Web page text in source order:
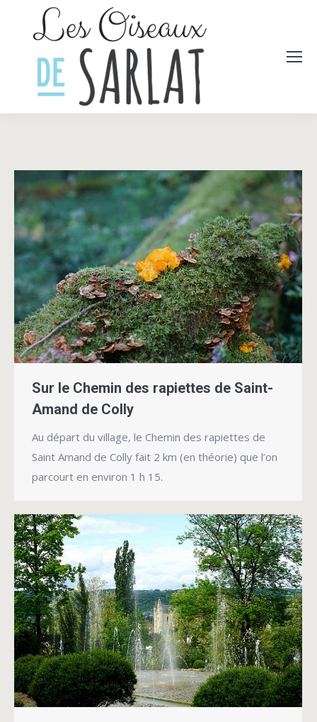
Sur le Chemin des rapiettes de Saint-
Amand de Colly
Au départ du village, le Chemin des rapiettes de
Saint Amand de Colly fait 2 km (en théorie) que l’on
parcourt en environ 1 h 15.